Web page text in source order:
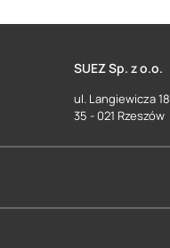
SUEZ Sp. z o.o.
ul. Langiewicza 18
35 - 021 Rzeszów